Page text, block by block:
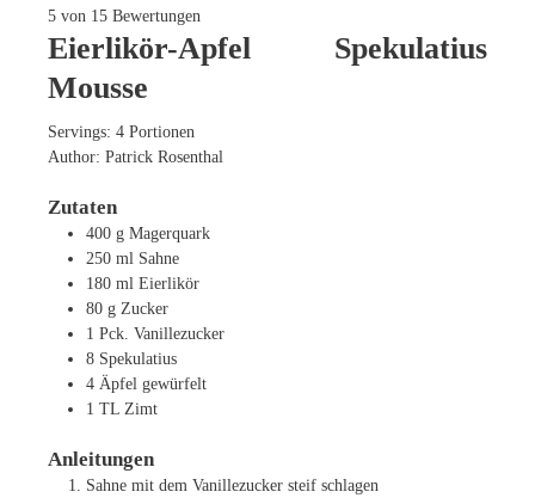
5 von 15 Bewertungen
Eierlikör-Apfel Spekulatius
Mousse
Servings:4 Portionen
Author:Patrick Rosenthal
Zutaten
400 g Magerquark
250 ml Sahne
180 ml Eierlikör
80 g Zucker
1 Pck. Vanillezucker
8 Spekulatius
4 Äpfel gewürfelt
1 TL Zimt
Anleitungen
Sahne mit dem Vanillezucker steif schlagen